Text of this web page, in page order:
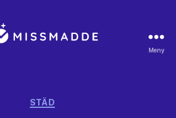
Meny
Kategorier
STÄD